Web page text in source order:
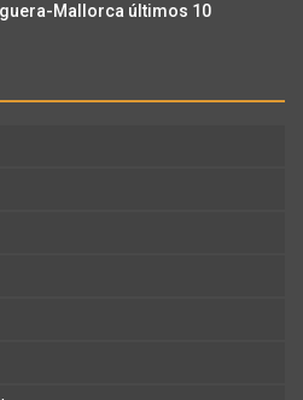
Mallorca últimos 10